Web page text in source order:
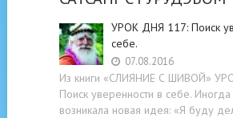
УРОК ДНЯ 117: Поиск
себе.
07.08.2016
Из книги «СЛИЯНИЕ С ШИВОЙ»
Поиск уверенности в себе. Иногда
возникала новая идея: «Я буду